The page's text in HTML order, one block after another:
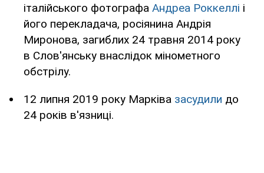
італійського фотографа Андреа Роккеллі і
його перекладача, росіянина Андрія
Миронова, загиблих 24 травня 2014 року
в Слов'янську внаслідок мінометного
обстрілу.
12 липня 2019 року Марківа засудили до
24 років в'язниці.